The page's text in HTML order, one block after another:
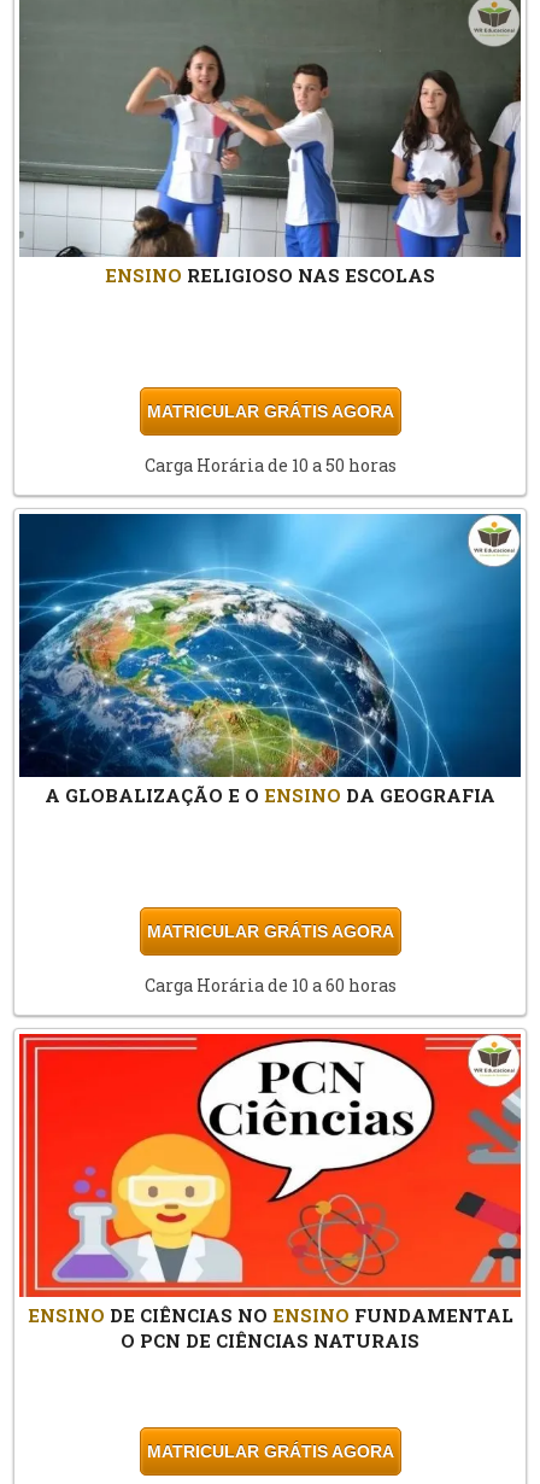
ENSINO RELIGIOSO NAS ESCOLAS
MATRICULAR GRÁTIS AGORA
Carga Horária de 10 a 50 horas
A GLOBALIZAÇÃO E O ENSINO DA GEOGRAFIA
MATRICULAR GRÁTIS AGORA
Carga Horária de 10 a 60 horas
ENSINO DE CIÊNCIAS NO ENSINO FUNDAMENTAL
O PCN DE CIÊNCIAS NATURAIS
MATRICULAR GRÁTIS AGORA